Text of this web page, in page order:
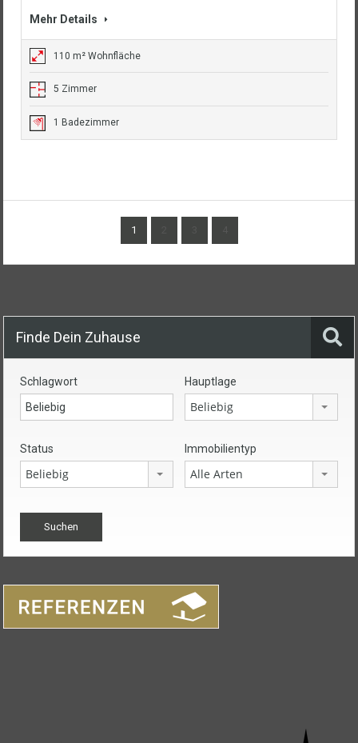
Mehr Details
110 m² Wohnfläche
5 Zimmer
1 Badezimmer
1
Finde Dein Zuhause
Schlagwort Hauptlage
Beliebig
Status
Beliebig
Immobilientyp
Alle Arten